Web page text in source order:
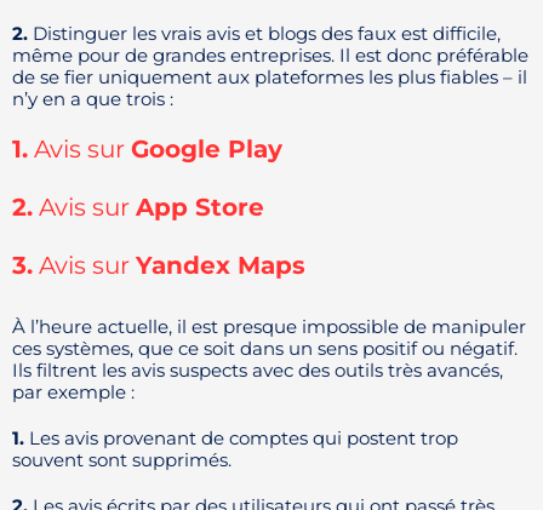
2. Distinguer les vrais avis et blogs des faux est difficile,
même pour de grandes entreprises. Il est donc préférable
de se fier uniquement aux plateformes les plus fiables – il
n’y en a que trois :
1. Avis sur Google Play
2. Avis sur App Store
3. Avis sur Yandex Maps
À l’heure actuelle, il est presque impossible de manipuler
ces systèmes, que ce soit dans un sens positif ou négatif.
Ils filtrent les avis suspects avec des outils très avancés,
par exemple :
1. Les avis provenant de comptes qui postent trop
souvent sont supprimés.